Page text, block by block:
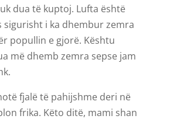
dua të kuptoj. Lufta është
sigurisht i ka dhembur zemra
popullin e gjorë. Kështu
më dhemb zemra sepse jam
fjalë të pahijshme deri në
frika. Këto ditë, mami shan